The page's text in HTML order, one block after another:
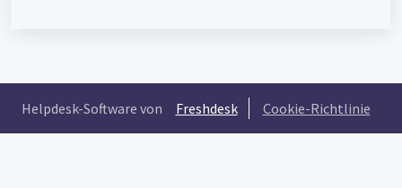
Helpdesk-Software von Freshdesk Cookie-Richtlinie